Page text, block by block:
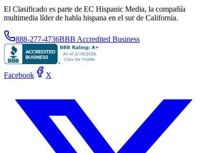
El Clasificado es parte de EC Hispanic Media, la compañía
multimedia líder de habla hispana en el sur de California.
888-277-4736BBB Accredited Business
Facebook X